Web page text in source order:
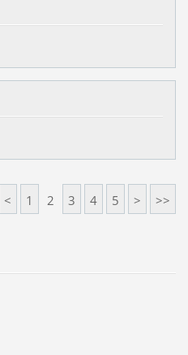
< 1 2 3 4 5 > >>